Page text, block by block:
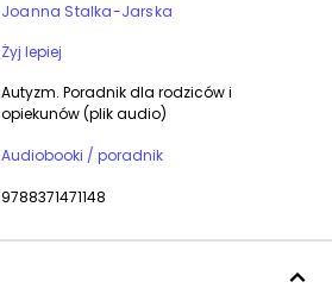
Joanna Stalka-Jarska
Żyj lepiej
Autyzm. Poradnik dla rodziców i
opiekunów (plik audio)
Audiobooki / poradnik
9788371471148